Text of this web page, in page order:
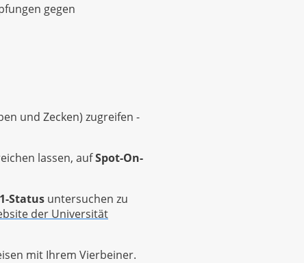
gegen
und Zecken) zugreifen -
lassen, aufSpot-On-
Status untersuchen zu
der Universität
mit Ihrem Vierbeiner.